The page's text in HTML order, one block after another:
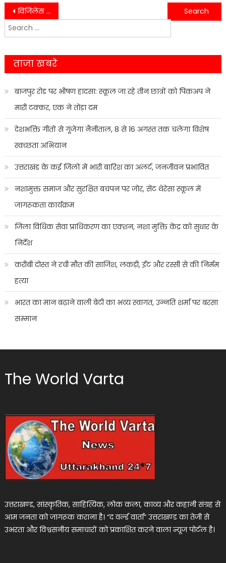
Post
navigation
विजिलेंस टीम की बड़ी कार्रवाई, प्रशासनिक अधिकारी को रंगे हाथों रिश्वत लेते हुए किया गिरफ्तार…….
अखंड सौभाग्य का प्रतीक पर्व करवा चौथ मनाया गया बड़ी धूमधाम से…..
Search
for:
ताजा खबरे
बाजपुर रोड पर भीषण हादसा: स्कूल जा रहे तीन छात्रों को पिकअप ने
मारी टक्कर, एक ने तोड़ा दम
देशभक्ति गीतों से गूंजेगा नैनीताल, 8 से 16 अगस्त तक चलेगा विशेष
स्वच्छता अभियान
उत्तराखंड के कई जिलों में भारी बारिश का अलर्ट, जनजीवन प्रभावित
नशामुक्त समाज और सुरक्षित बचपन पर जोर, सेंट थेरेसा स्कूल में
जागरूकता कार्यक्रम
जिला विधिक सेवा प्राधिकरण का एक्शन, नशा मुक्ति केंद्र को सुधार के
निर्देश
करीबी दोस्त ने रची मौत की साजिश, लकड़ी, ईंट और रस्सी से की निर्मम
हत्या
भारत का मान बढ़ाने वाली बेटी का भव्य स्वागत, उन्नति शर्मा पर बरसा
सम्मान
The World Varta
उत्तराखण्ड, सांस्कृतिक, साहित्यिक, लोक कला, काव्य और कहानी संग्रह से
आम जनता को जागरूक कराना है। “द वर्ल्ड वार्ता” उत्तराखण्ड का तेजी से
उभरता और विश्वसनीय समाचारों को प्रकाशित करने वाला न्यूज पोर्टल है।